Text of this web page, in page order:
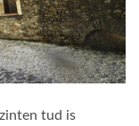
tud is